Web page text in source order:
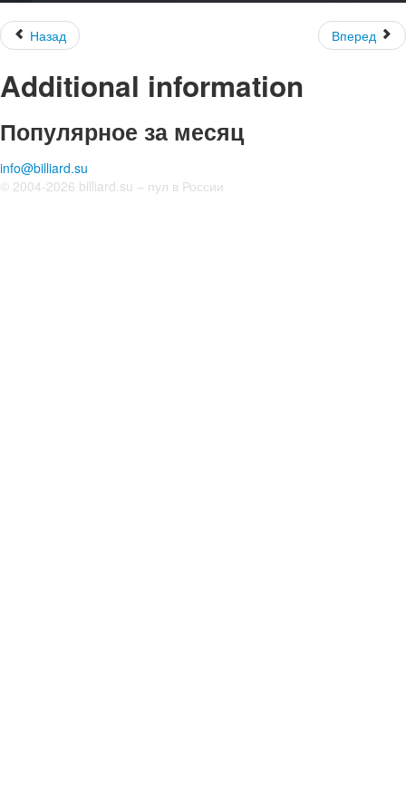
Назад Вперед
Additional information
Популярное за месяц
info@billiard.su
© 2004-2026 billiard.su – пул в России